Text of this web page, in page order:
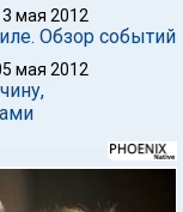
мая 2012
Обзор событий
мая 2012